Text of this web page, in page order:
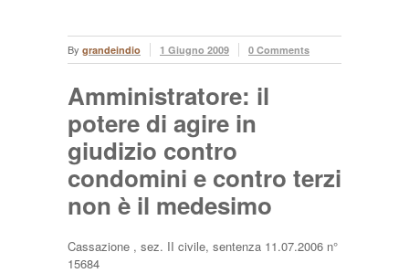
By grandeindio 1 Giugno 2009 0 Comments
Amministratore: il
potere di agire in
giudizio contro
condomini e contro terzi
non è il medesimo
Cassazione , sez. II civile, sentenza 11.07.2006 n°
15684